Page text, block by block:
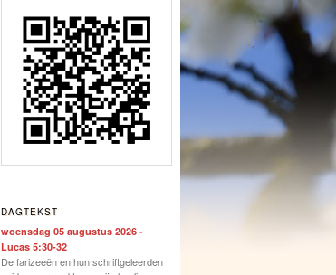
DAGTEKST
woensdag 05 augustus 2026 -
Lucas 5:30-32
De farizeeën en hun schriftgeleerden